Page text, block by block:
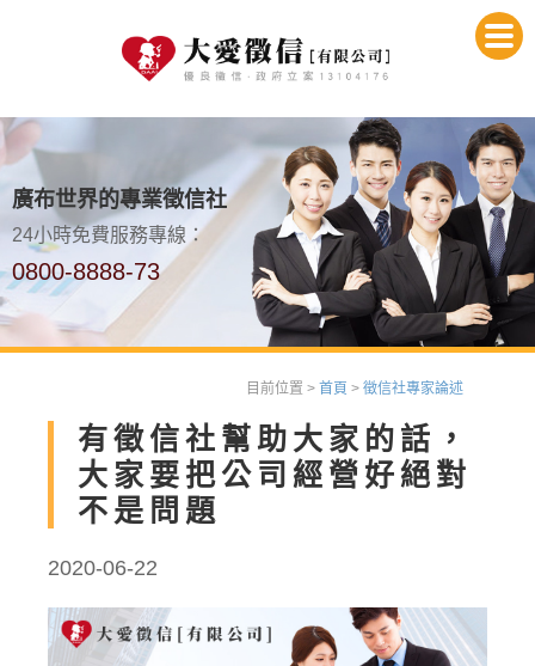
廣布世界的專業徵信社
24小時免費服務專線：
0800-8888-73
目前位置 > 首頁 > 徵信社專家論述
有徵信社幫助大家的話，
大家要把公司經營好絕對
不是問題
2020-06-22